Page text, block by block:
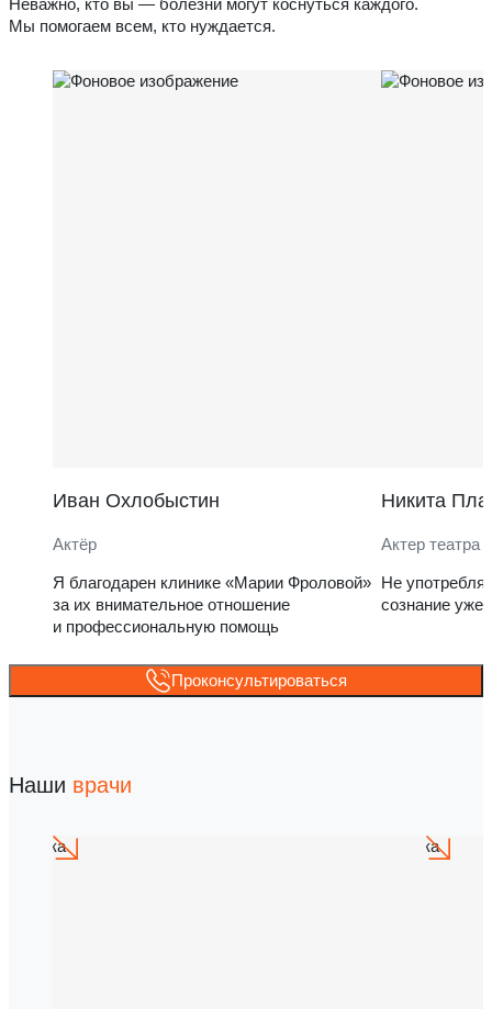
Мы помогаем всем, кто нуждается.
Иван Охлобыстин
Актёр
Я благодарен клинике «Марии Фроловой»
за их внимательное отношение
и профессиональную помощь
Никита
Актер театра
Не
сознание уже
Проконсультироваться
Наши врачи